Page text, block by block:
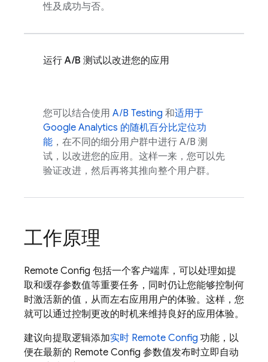
性及成功与否。
运行 A/B 测试以改进您的应用
您可以结合使用 A/B Testing 和适用于
Google Analytics 的随机百分比定位功
能 ，在不同的细分用户群中进行 A/B 测
试，以改进您的应用。这样一来，您可以先
验证改进，然后再将其推向整个用户群。
工作原理
Remote Config 包括一个客户端库，可以处理如提
取和缓存参数值等重要任务，同时仍让您能够控制何
时激活新的值，从而左右应用用户的体验。 这样，您
就可以通过控制更改的时机来维持良好的应用体验。
建议向提取逻辑添加实时 Remote Config 功能，以
便在最新的 Remote Config 参数值发布时立即自动